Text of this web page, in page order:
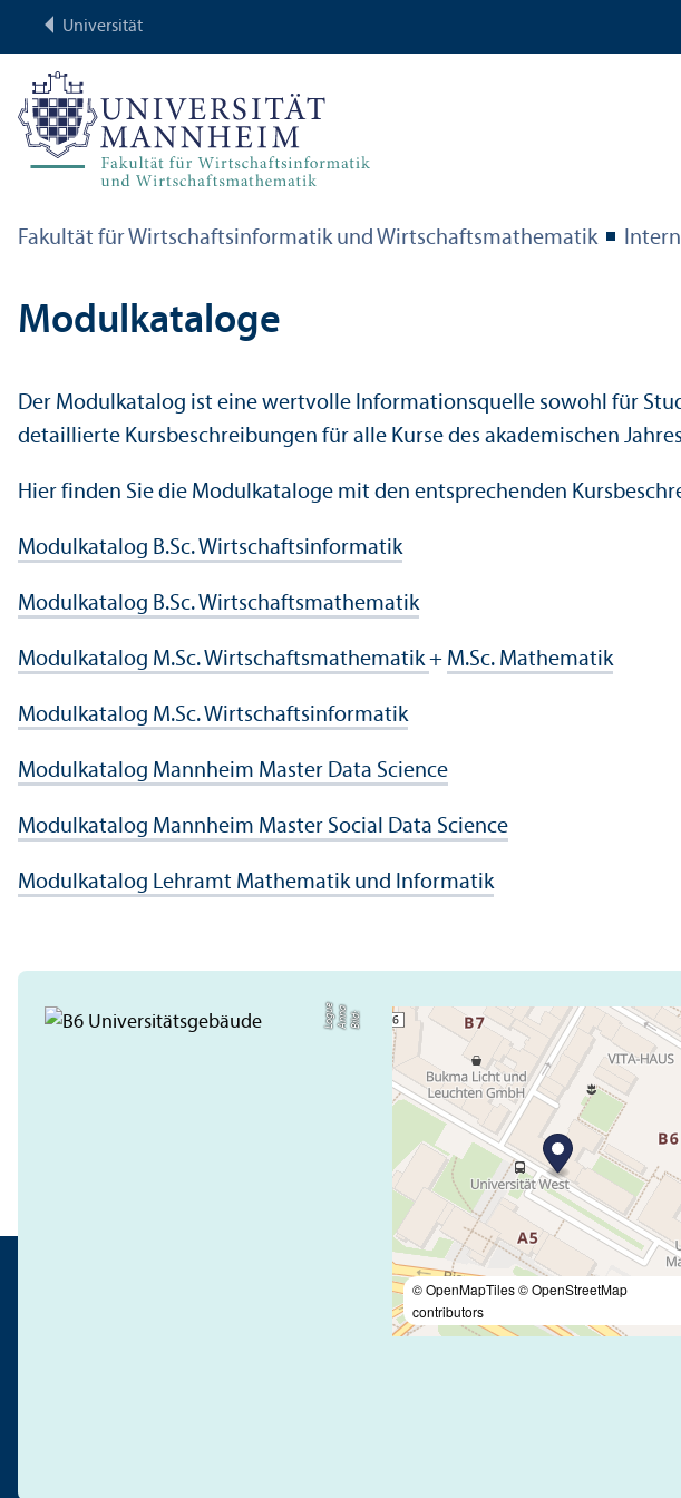
Universität
Fakultät für Wirtschafts­informatik und Wirtschafts­mathematik
Modulkataloge
Der Modulkatalog ist eine wertvolle Informations­quelle sowohl für
detaillierte Kursbeschreibungen für alle Kurse des akademischen
Hier finden Sie die Modulkataloge mit den entsprechenden
Modulkatalog B.Sc. Wirtschafts­informatik
Modulkatalog B.Sc. Wirtschafts­mathematik
Modulkatalog M.Sc. Wirtschafts­mathematik+ M.Sc. Mathematik
Modulkatalog M.Sc. Wirtschafts­informatik
Modulkatalog Mannheim Master Data Science
Modulkatalog Mannheim Master Social Data Science
Modulkatalog Lehr­amt Mathematik und Informatik
Bil
d:
A
n
n
aL
o
g
u
e
© OpenMapTiles© OpenStreetMap
contributors